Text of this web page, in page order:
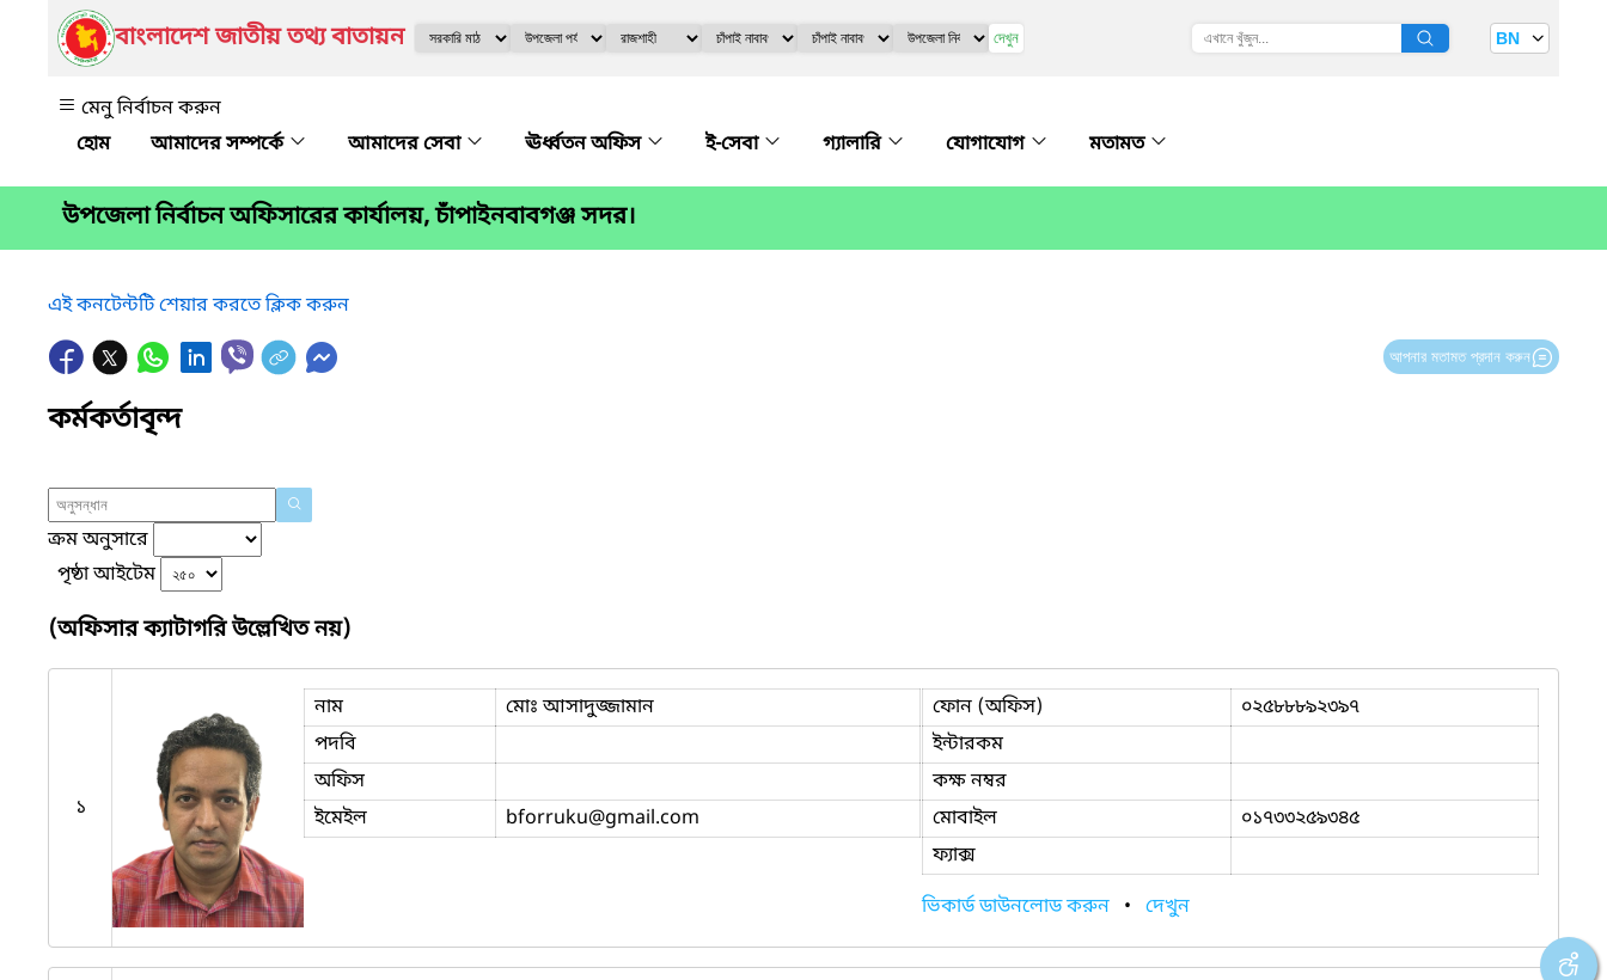
বাংলাদেশ জাতীয় তথ্য বাতায়ন দেখুন BN
মেনু নির্বাচন করুন
আমাদের সম্পর্কে
আমাদের সেবা ঊর্ধ্বতন অফিস ই-সেবা গ্যালারি যোগাযোগ মতামত
উপজেলা নির্বাচন অফিসারের কার্যালয়, চাঁপাইনবাবগঞ্জ সদর।
এই কনটেন্টটি শেয়ার করতে ক্লিক করুন
আপনার মতামত প্রদান করুন
কর্মকর্তাবৃন্দ
ক্রম অনুসারে
পৃষ্ঠা আইটেম
(অফিসার ক্যাটাগরি উল্লেখিত নয়)
১
নাম
মোঃ আসাদুজ্জামান
পদবি
অফিস
ইমেইল
bforruku@gmail.com
ফোন (অফিস)
০২৫৮৮৮৯২৩৯৭
ইন্টারকম
কক্ষ নম্বর
মোবাইল
০১৭৩৩২৫৯৩৪৫
ফ্যাক্স
ভিকার্ড ডাউনলোড করুন • দেখুন